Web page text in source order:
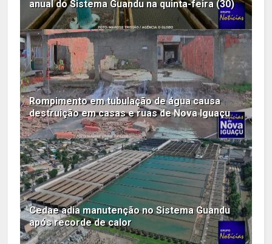
anual do Sistema Guandu na quinta-feira (30)
Rompimento em tubulação de água causa
destruição em casas e ruas de Nova Iguaçu
Cedae adia manutenção no Sistema Guandu
após recorde de calor